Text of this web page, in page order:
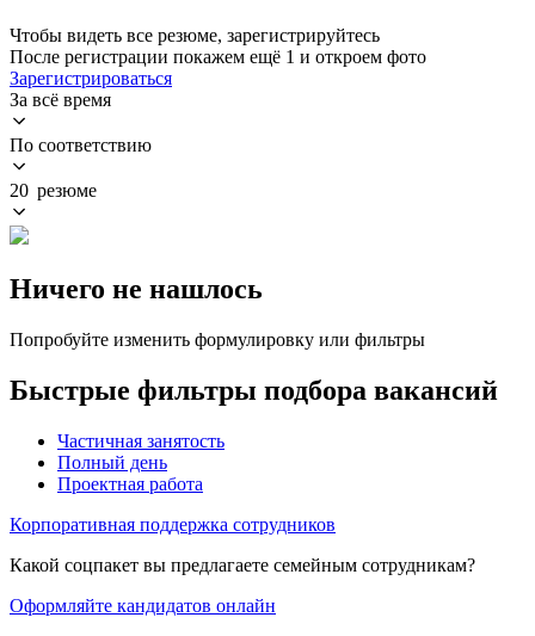
Чтобы видеть все резюме, зарегистрируйтесь
После регистрации покажем ещё 1 и откроем фото
Зарегистрироваться
За всё время
По соответствию
20 резюме
Ничего не нашлось
Попробуйте изменить формулировку или фильтры
Быстрые фильтры подбора вакансий
Частичная занятость
Полный день
Проектная работа
Корпоративная поддержка сотрудников
Какой соцпакет вы предлагаете семейным сотрудникам?
Оформляйте кандидатов онлайн